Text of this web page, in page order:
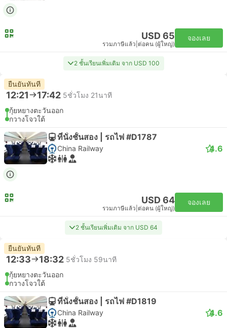
USD 65
รวมภาษีแล้ว ต่อคน (ผู้ใหญ่)
จองเลย
2 ชั้นเรียนเพิ่มเติม จาก USD 100
ยืนยันทันที
12:21 17:42 5ชั่วโมง 21นาที
กุ้ยหยางตะวันออก
กวางโจวใต้
ที่นั่งชั้นสอง | รถไฟ #D1787
China Railway 4.6
USD 64
รวมภาษีแล้ว ต่อคน (ผู้ใหญ่)
จองเลย
2 ชั้นเรียนเพิ่มเติม จาก USD 64
ยืนยันทันที
12:33 18:32 5ชั่วโมง 59นาที
กุ้ยหยางตะวันออก
กวางโจวใต้
ที่นั่งชั้นสอง | รถไฟ #D1819
China Railway 4.6